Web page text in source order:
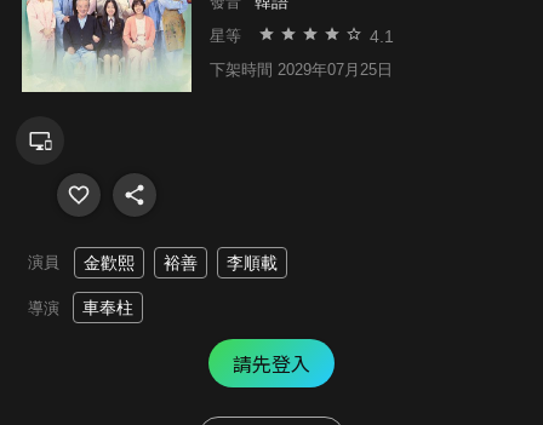
星等 4.1
下架時間 2029年07月25日
演員 金歡熙 裕善 李順載
導演 車奉柱
請先登入